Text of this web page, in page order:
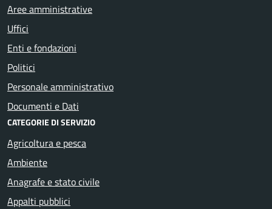
Aree amministrative
Uffici
Enti e fondazioni
Politici
Personale amministrativo
Documenti e Dati
CATEGORIE DI SERVIZIO
Agricoltura e pesca
Ambiente
Anagrafe e stato civile
Appalti pubblici